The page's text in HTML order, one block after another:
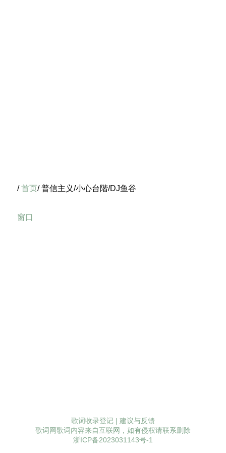
/首页/ 普信主义/小心台階/DJ鱼谷
窗口
歌词收录登记 | 建议与反馈
歌词网歌词内容来自互联网，如有侵权请联系删除
浙ICP备2023031143号-1